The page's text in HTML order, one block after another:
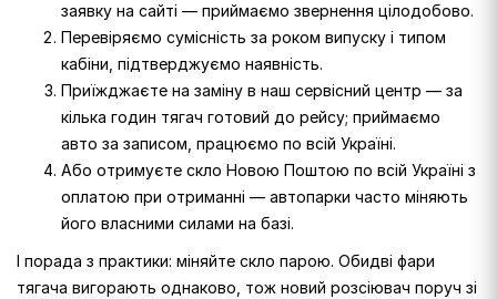
заявку на сайті — приймаємо звернення цілодобово.
Перевіряємо сумісність за роком випуску і типом
кабіни, підтверджуємо наявність.
Приїжджаєте на заміну в наш сервісний центр — за
кілька годин тягач готовий до рейсу; приймаємо
авто за записом, працюємо по всій Україні.
Або отримуєте скло Новою Поштою по всій Україні з
оплатою при отриманні — автопарки часто міняють
його власними силами на базі.
І порада з практики: міняйте скло парою. Обидві фари
тягача вигорають однаково, тож новий розсіювач поруч зі